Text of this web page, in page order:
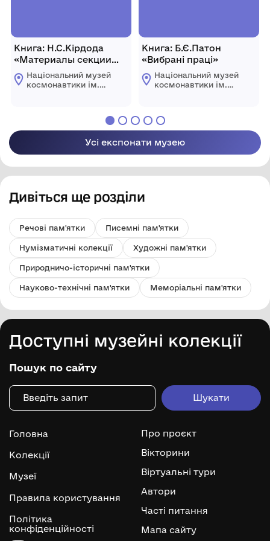
Книга: Н.С.Кірдода
«Материалы секции
«Космонавтика и
культура»
Національний музей
космонавтики ім.
Книга: Б.Є.Патон
«Вибрані праці»
Національний музей
космонавтики ім.
Усі експонати музею
Дивіться ще розділи
Речові пам'ятки Писемні пам'ятки
Нумізматичні колекції Художні пам'ятки
Природничо-історичні пам'ятки
Науково-технічні пам'ятки Меморіальні пам'ятки
Доступні музейні колекції
Пошук по сайту
Головна
Колекції
Музеї
Правила користування
Політика
конфіденційності
Про проєкт
Вікторини
Віртуальні тури
Автори
Часті питання
Мапа сайту